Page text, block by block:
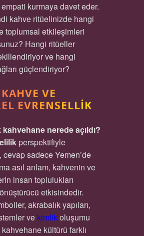
kurmaya davet eder.
kahve ritüelinizde hangi
toplumsal etkileşimleri
Hangi ritüeller
ve hangi
güçlendiriyor?
VE
EVRENSELLIK
nerede açıldı?
perspektifiyle
cevap sadece Yemen’de
asıl anlam, kahvenin ve
insan toplulukları
etkisindedir.
akrabalık yapıları,
ve kimlikoluşumu
kültürü farklı